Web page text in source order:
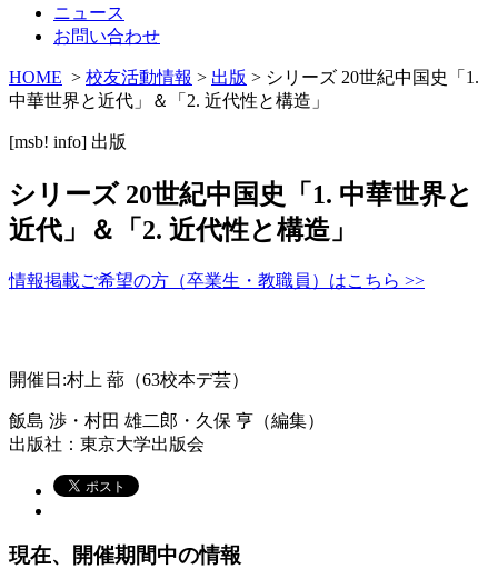
ニュース
お問い合わせ
HOME > 校友活動情報 > 出版 > シリーズ 20世紀中国史「1.
中華世界と近代」＆「2. 近代性と構造」
[msb! info] 出版
シリーズ 20世紀中国史「1. 中華世界と
近代」＆「2. 近代性と構造」
情報掲載ご希望の方（卒業生・教職員）はこちら >>
開催日:村上 蔀（63校本デ芸）
飯島 渉・村田 雄二郎・久保 亨（編集）
出版社：東京大学出版会
現在、開催期間中の情報